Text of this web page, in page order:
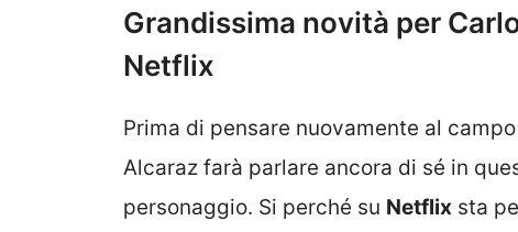
Grandissima novità per
Netflix
Prima di pensare nuovamente al
Alcaraz farà parlare ancora di sé in
personaggio. Si perché su Netflix sta